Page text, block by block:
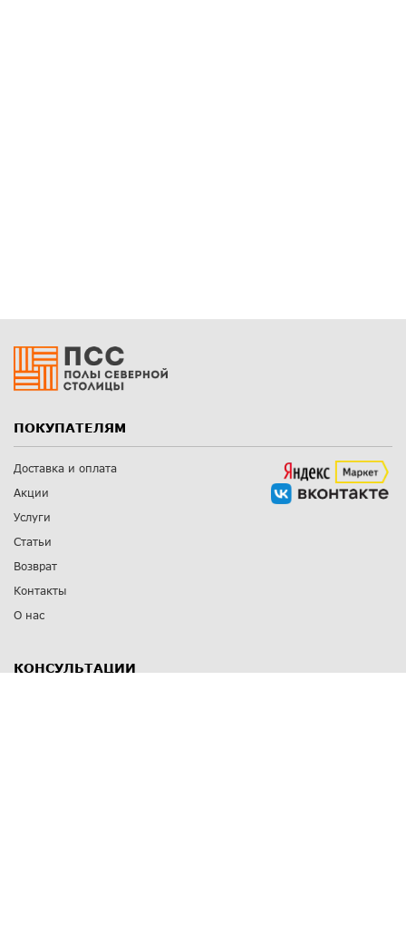
ПОКУПАТЕЛЯМ
Доставка и оплата
Акции
Услуги
Статьи
Возврат
Контакты
О нас
КОНСУЛЬТАЦИИ